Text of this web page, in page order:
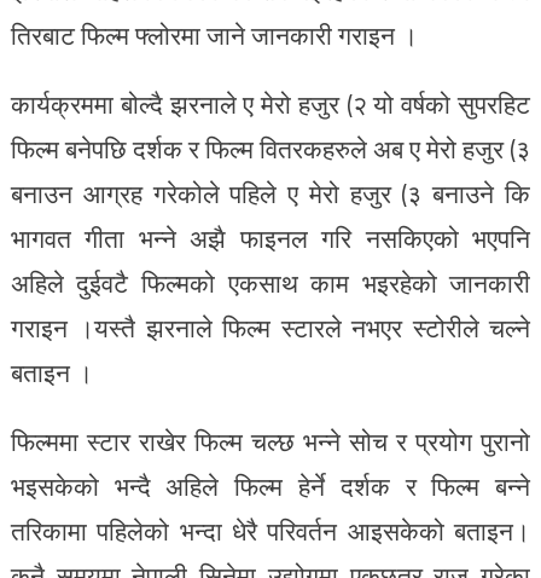
तिरबाट फिल्म फ्लोरमा जाने जानकारी गराइन ।
कार्यक्रममा बोल्दै झरनाले ए मेरो हजुर (२ यो वर्षको सुपरहिट
फिल्म बनेपछि दर्शक र फिल्म वितरकहरुले अब ए मेरो हजुर (३
बनाउन आग्रह गरेकोले पहिले ए मेरो हजुर (३ बनाउने कि
भागवत गीता भन्ने अझै फाइनल गरि नसकिएको भएपनि
अहिले दुईवटै फिल्मको एकसाथ काम भइरहेको जानकारी
गराइन ।यस्तै झरनाले फिल्म स्टारले नभएर स्टोरीले चल्ने
बताइन ।
फिल्ममा स्टार राखेर फिल्म चल्छ भन्ने सोच र प्रयोग पुरानो
भइसकेको भन्दै अहिले फिल्म हेर्ने दर्शक र फिल्म बन्ने
तरिकामा पहिलेको भन्दा धेरै परिवर्तन आइसकेको बताइन।